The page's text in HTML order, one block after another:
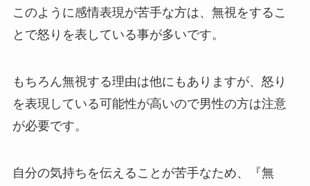
このように感情表現が苦手な方は、無視をするこ
とで怒りを表している事が多いです。
もちろん無視する理由は他にもありますが、怒り
を表現している可能性が高いので男性の方は注意
が必要です。
自分の気持ちを伝えることが苦手なため、『無